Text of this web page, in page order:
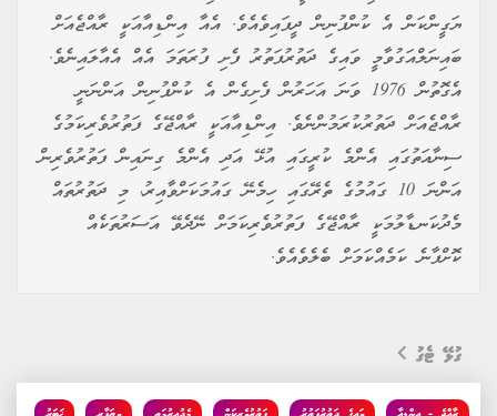
ޔަގީންކަން އެ ކުންފުނިން ދީފައިވެއެވެ. އެއާ އިންޑިއާއަކީ ރާއްޖެއަށް
ބައިނަލްއަގުވާމީ ވައިގެ ދަތުރުފަތުރު ފެށި ފުރަތަމަ އެއް އެއާލައިނެވެ.
އެގޮތުން 1976 ވަނަ އަހަރުން ފެށިގެން އެ ކުންފުނިން އަންނަނީ
ރާއްޖެއަށް ދަތުރުކުރަމުންނެވެ. އިންޑިއާއަކީ ރާއްޖޭގެ ފަތުރުވެރިކަމުގެ
ސިނާއަތުގައި އެންމެ ކުރީގައި އުޅޭ އަދި އެންމެ ގިނައިން ފަތުރުވެރިން
އަންނަ 10 ގައުމުގެ ތެރޭގައި ހިމެނޭ ގައުމަކަށްވާއިރު، މި ދަތުރުތައް
މެދުކަނޑާލުމަކީ ރާއްޖޭގެ ފަތުރުވެރިކަމަށް ނޭދެވޭ އަސަރުތަކެއް
ކޮށްފާނެ ކަމެއްކަމަށް ބެލެވެއެވެ.
ގުޅޭ ޓެގު